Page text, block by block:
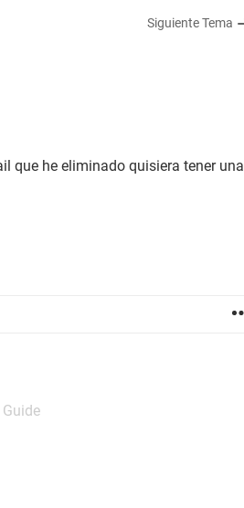
Siguiente Tema
que he eliminado quisiera tener una
Guide